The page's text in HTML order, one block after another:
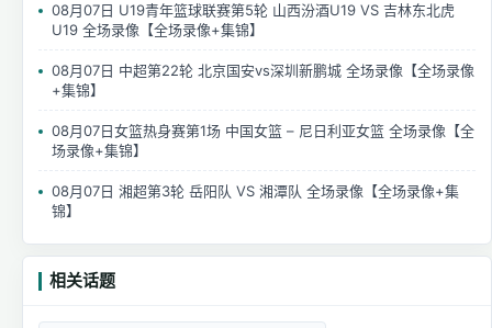
08月07日 U19青年篮球联赛第5轮 山西汾酒U19 VS 吉林东北虎
U19 全场录像【全场录像+集锦】
08月07日 中超第22轮 北京国安vs深圳新鹏城 全场录像【全场录像
+集锦】
08月07日女篮热身赛第1场 中国女篮 – 尼日利亚女篮 全场录像【全
场录像+集锦】
08月07日 湘超第3轮 岳阳队 VS 湘潭队 全场录像【全场录像+集
锦】
相关话题